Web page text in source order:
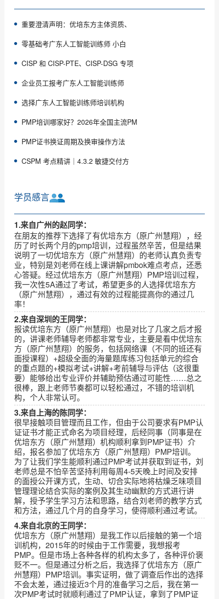
重要澄清声明：优培东方主体资质、
零基础考广东人工智能训练师 小白
CISP 和 CISP-PTE、CISP-DSG 专项
企业员工报考广东人工智能训练师
选择广东人工智能训练师培训机构
PMP培训哪家好？2026年全国主流PM
PMP证书换证周期及换审操作方法
CSPM 考点精讲｜4.3.2 敏捷交付方
学员感言
1.来自广州的赵同学：
在朋友的推荐下选择了有优培东方（原广州慧翔），经
历了时长两个月的pmp培训，过程虽然辛苦，但是结果
说明了一切优培东方（原广州慧翔）的老师认真负责专
业，特别是刘老师在线上课讲解pmbok难点考点，还悉
心答疑。经过优培东方（原广州慧翔）PMP培训过程，
我一次性5A通过了考试，希望更多的人选择优培东方
（原广州慧翔），通过有效的过程能提高你的通过几
率！
2.来自深圳的王同学：
报读优培东方（原广州慧翔）也是对比了几家之后才报
的，讲课老师辅导老师都非常专业，主要是看中优培东
方（原广州慧翔）的服务，包括网络课（不同的班还有
面授课程）+超级全面的海量题库练习包括单元的综合
的重点题的+模拟考试+讲解+考前辅导与评估（这很重
要）能够给出专业评价并辅助预估通过可能性……总之
很棒，跟上老师节奏都可以轻松通过，不错的培训机
构，个人非常认可。
3.来自上海的陈同学：
很早接触项目管理而且工作，但由于公司要求有PMP认
证证书才能正式命名为项目经理，后经同事（同事是在
优培东方（原广州慧翔）机构顺利拿到PMP证书）介
绍，报名参加了优培东方（原广州慧翔）PMP培训。
为了让我们学生能顺利通过PMP考试并获取到证书，刘
老师总是不怕辛苦坚持利用每周4-5天晚上时间及安排
的面授公开课方式，生动、切合实际地将枯燥乏味项目
管理理论结合实际的案例及其生动幽默的方式进行讲
解，授予学生学习方法和思路，结合刘老师的教学方式
和方法，通过几个月的自身学习，使得顺利通过考试。
4.来自北京的王同学：
优培东方（原广州慧翔）是我工作以后接触的第一个培
训机构，2015年的时候由于工作需要，我想报考
PMP。但是市场上各种各样的机构太多了，各种评价褒
贬不一。但是通过分析之后，我选择了优培东方（原广
州慧翔）PMP培训。事实证明，做了调查后作出的选择
不会太差，通过接近3个月的准备学习之后，我在第一
次PMP考试时就顺利通过了PMP认证，拿到了PMP证